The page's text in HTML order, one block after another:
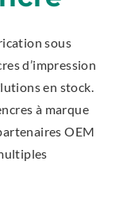
sous
d’impression
en stock.
à marque
OEM